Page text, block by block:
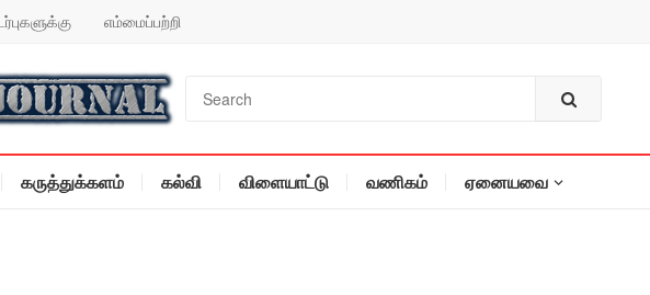
எம்மைப்பற்றி
கருத்துக்களம் கல்வி விளையாட்டு வணிகம் ஏனையவை